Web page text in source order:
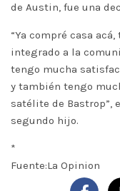
de Austin, fue una
“Ya compré casa
integrado a la
tengo mucha
y también tengo
satélite de Bastrop”,
segundo hijo.
*
Fuente:La Opinion